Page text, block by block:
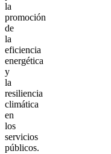
la
promoción
de
la
eficiencia
energética
y
la
resiliencia
climática
en
los
servicios
públicos.